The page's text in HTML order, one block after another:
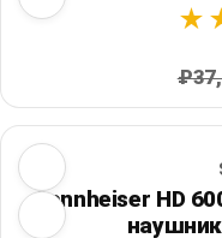
Sennheiser HD